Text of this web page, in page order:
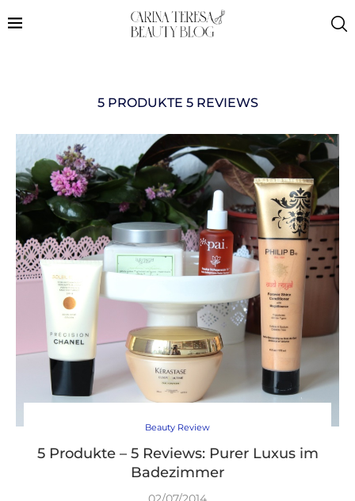
5 PRODUKTE 5 REVIEWS
Beauty Review
5 Produkte – 5 Reviews: Purer Luxus im
Badezimmer